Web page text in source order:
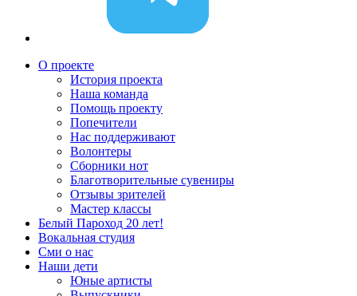
О проекте
История проекта
Наша команда
Помощь проекту
Попечители
Нас поддерживают
Волонтеры
Сборники нот
Благотворительные сувениры
Отзывы зрителей
Мастер классы
Белый Пароход 20 лет!
Вокальная студия
Сми о нас
Наши дети
Юные артисты